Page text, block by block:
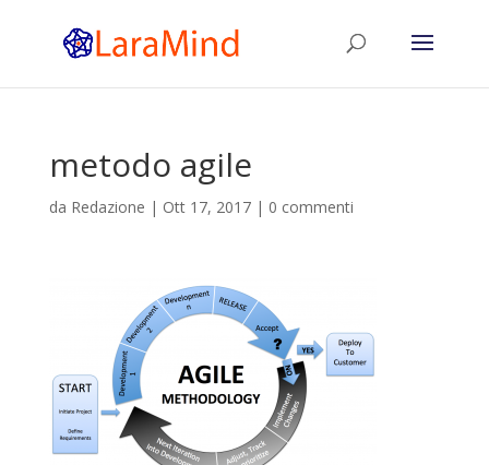
metodo agile
da Redazione | Ott 17, 2017| 0 commenti